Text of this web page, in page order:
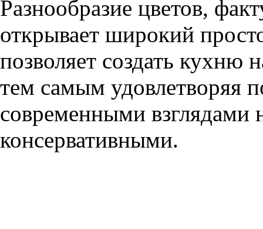
Разнообразие цветов,
открывает широкий
позволяет создать кухню
тем самым удовлетворяя
современными взглядами
консервативными.